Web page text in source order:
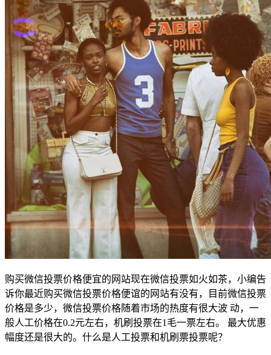
购买微信投票价格便宜的网站现在微信投票如火如茶，小编告
诉你最近购买微信投票价格便谊的网站有没有，目前微信投票
价格是多少，微信投票价格随着市场的热度有很大波 动，一
般人工价格在0.2元左右，机刷投票在1毛一票左右。 最大优惠
幅度还是很大的。什么是人工投票和机刷票投票呢？